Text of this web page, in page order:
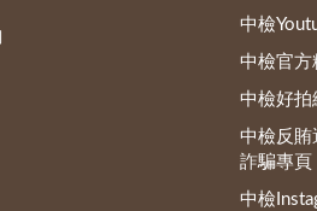
中檢
中檢官方
中檢好拍
中檢反賄
詐騙專頁
中檢